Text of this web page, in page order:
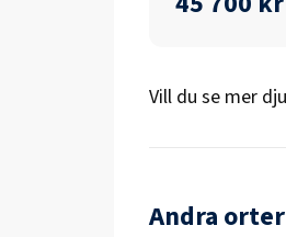
Vill du se mer
Andra